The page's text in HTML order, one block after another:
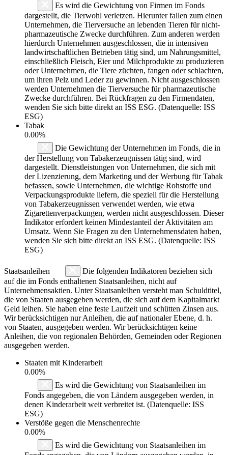
Es wird die Gewichtung von Firmen im Fonds
dargestellt, die Tierwohl verletzen. Hierunter fallen zum einen
Unternehmen, die Tierversuche an lebenden Tieren für nicht-
pharmazeutische Zwecke durchführen. Zum anderen werden
hierdurch Unternehmen ausgeschlossen, die in intensiven
landwirtschaftlichen Betrieben tätig sind, um Nahrungsmittel,
einschließlich Fleisch, Eier und Milchprodukte zu produzieren
oder Unternehmen, die Tiere züchten, fangen oder schlachten,
um ihren Pelz und Leder zu gewinnen. Nicht ausgeschlossen
werden Unternehmen die Tierversuche für pharmazeutische
Zwecke durchführen. Bei Rückfragen zu den Firmendaten,
wenden Sie sich bitte direkt an ISS ESG. (Datenquelle: ISS
ESG)
Tabak
0.00%
Die Gewichtung der Unternehmen im Fonds, die in
der Herstellung von Tabakerzeugnissen tätig sind, wird
dargestellt. Dienstleistungen von Unternehmen, die sich mit
der Lizenzierung, dem Marketing und der Werbung für Tabak
befassen, sowie Unternehmen, die wichtige Rohstoffe und
Verpackungsprodukte liefern, die speziell für die Herstellung
von Tabakerzeugnissen verwendet werden, wie etwa
Zigarettenverpackungen, werden nicht ausgeschlossen. Dieser
Indikator erfordert keinen Mindestanteil der Aktivitäten am
Umsatz. Wenn Sie Fragen zu den Unternehmensdaten haben,
wenden Sie sich bitte direkt an ISS ESG. (Datenquelle: ISS
ESG)
Staatsanleihen
Die folgenden Indikatoren beziehen sich
auf die im Fonds enthaltenen Staatsanleihen, nicht auf
Unternehmensaktien. Unter Staatsanleihen versteht man Schuldtitel,
die von Staaten ausgegeben werden, die sich auf dem Kapitalmarkt
Geld leihen. Sie haben eine feste Laufzeit und schütten Zinsen aus.
Wir berücksichtigen nur Anleihen, die auf nationaler Ebene, d. h.
von Staaten, ausgegeben werden. Wir berücksichtigen keine
Anleihen, die von regionalen Behörden, Gemeinden oder Regionen
ausgegeben werden.
Staaten mit Kinderarbeit
0.00%
Es wird die Gewichtung von Staatsanleihen im
Fonds angegeben, die von Ländern ausgegeben werden, in
denen Kinderarbeit weit verbreitet ist. (Datenquelle: ISS
ESG)
Verstöße gegen die Menschenrechte
0.00%
Es wird die Gewichtung von Staatsanleihen im